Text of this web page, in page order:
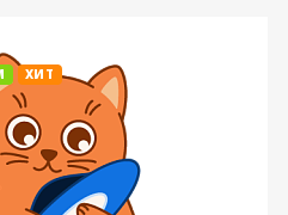
ХИТ